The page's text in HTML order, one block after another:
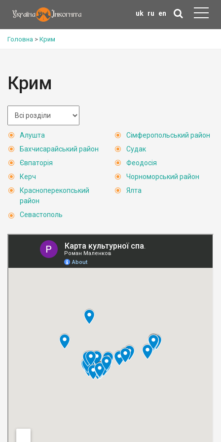
uk ru en
Головна > Крим
Крим
Алушта
Бахчисарайський район
Євпаторія
Керч
Красноперекопський
район
Севастополь
Сімферопольський район
Судак
Феодосія
Чорноморський район
Ялта